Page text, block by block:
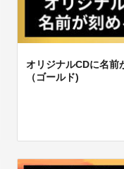
オリジナルCDに名前
（ゴールド)